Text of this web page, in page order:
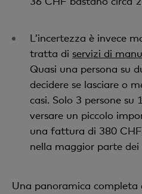
L’incertezza è invece
tratta di servizi di
Quasi una persona su
decidere se lasciare o
casi. Solo 3 persone
versare un piccolo
una fattura di 380
nella maggior parte dei
Una panoramica